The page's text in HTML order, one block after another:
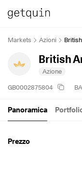
Markets Azioni
British
Azione
GB0002875804
Panoramica
Prezzo